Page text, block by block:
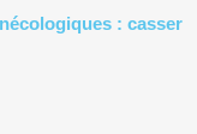
: casser